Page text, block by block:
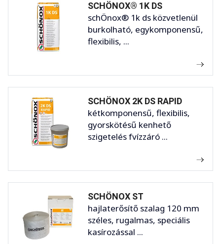
SCHÖNOX® 1K DS
schÖnox® 1k ds közvetlenül
burkolható, egykomponensű,
flexibilis, ...
SCHÖNOX 2K DS RAPID
kétkomponensű, flexibilis,
gyorskötésű kenhető
szigetelés fvízzáró ...
SCHÖNOX ST
hajlaterősítő szalag 120 mm
széles, rugalmas, speciális
kasírozással ...